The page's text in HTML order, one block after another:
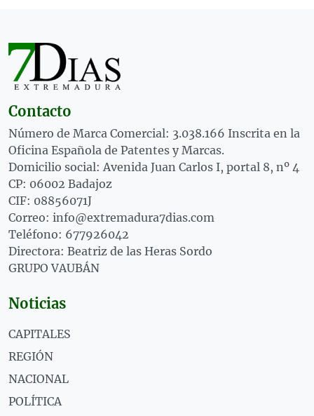
Contacto
Número de Marca Comercial: 3.038.166 Inscrita en la
Oficina Española de Patentes y Marcas.
Domicilio social: Avenida Juan Carlos I, portal 8, nº 4
CP: 06002 Badajoz
CIF: 08856071J
Correo: info@extremadura7dias.com
Teléfono: 677926042
Directora: Beatriz de las Heras Sordo
GRUPO VAUBÁN
Noticias
CAPITALES
REGIÓN
NACIONAL
POLÍTICA